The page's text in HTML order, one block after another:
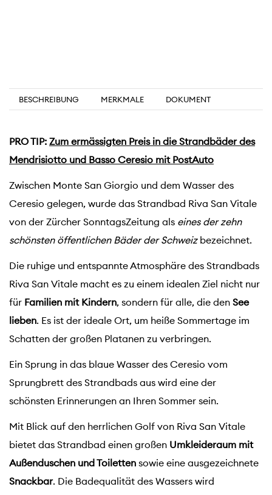
BESCHREIBUNG MERKMALE DOKUMENT
PRO TIP: Zum ermässigten Preis in die Strandbäder des
Mendrisiotto und Basso Ceresio mit PostAuto
Zwischen Monte San Giorgio und dem Wasser des
Ceresio gelegen, wurde das Strandbad Riva San Vitale
von der Zürcher SonntagsZeitung als eines der zehn
schönsten öffentlichen Bäder der Schweizbezeichnet.
Die ruhige und entspannte Atmosphäre des Strandbads
Riva San Vitale macht es zu einem idealen Ziel nicht nur
für Familien mit Kindern, sondern für alle, die den See
lieben. Es ist der ideale Ort, um heiße Sommertage im
Schatten der großen Platanen zu verbringen.
Ein Sprung in das blaue Wasser des Ceresio vom
Sprungbrett des Strandbads aus wird eine der
schönsten Erinnerungen an Ihren Sommer sein.
Mit Blick auf den herrlichen Golf von Riva San Vitale
bietet das Strandbad einen großen Umkleideraum mit
Außenduschen und Toiletten sowie eine ausgezeichnete
Snackbar. Die Badequalität des Wassers wird